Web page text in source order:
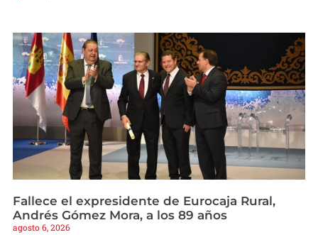
Fallece el expresidente de Eurocaja Rural,
Andrés Gómez Mora, a los 89 años
agosto 6, 2026